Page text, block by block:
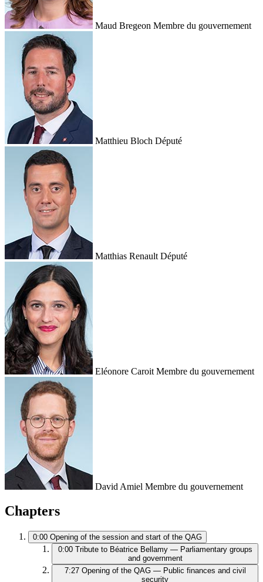
Maud Bregeon Membre du gouvernement
Matthieu Bloch Député
Matthias Renault Député
Eléonore Caroit Membre du gouvernement
David Amiel Membre du gouvernement
Chapters
0:00 Opening of the session and start of the QAG
0:00 Tribute to Béatrice Bellamy — Parliamentary groups
and government
7:27 Opening of the QAG — Public finances and civil
security